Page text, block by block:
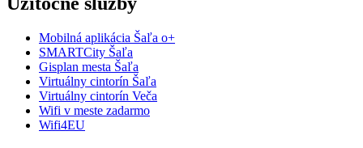
Mobilná aplikácia Šaľa o+
SMARTCity Šaľa
Gisplan mesta Šaľa
Virtuálny cintorín Šaľa
Virtuálny cintorín Veča
Wifi v meste zadarmo
Wifi4EU